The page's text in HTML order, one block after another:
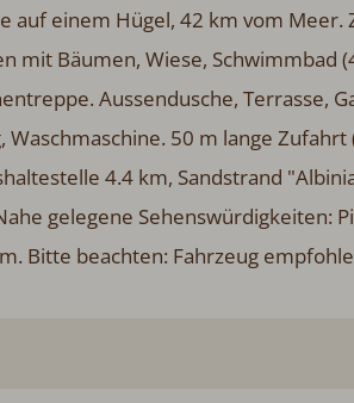
auf einem Hügel, 42 km vom Meer.
mit Bäumen, Wiese, Schwimmbad
Aussendusche, Terrasse,
50 m lange Zufahrt
4.4 km, Sandstrand
gelegene Sehenswürdigkeiten:
Bitte beachten: Fahrzeug